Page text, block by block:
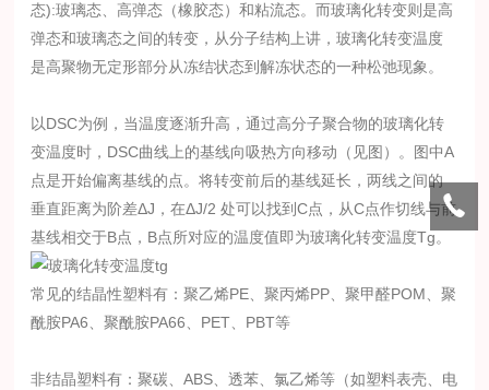
态):玻璃态、高弹态（橡胶态）和粘流态。而玻璃化转变则是高
弹态和玻璃态之间的转变，从分子结构上讲，玻璃化转变温度
是高聚物无定形部分从冻结状态到解冻状态的一种松弛现象。
以DSC为例，当温度逐渐升高，通过高分子聚合物的玻璃化转
变温度时，DSC曲线上的基线向吸热方向移动（见图）。图中A
点是开始偏离基线的点。将转变前后的基线延长，两线之间的
垂直距离为阶差ΔJ，在ΔJ/2 处可以找到C点，从C点作切线与前
基线相交于B点，B点所对应的温度值即为玻璃化转变温度Tg。
常见的结晶性塑料有：聚乙烯PE、聚丙烯PP、聚甲醛POM、聚
酰胺PA6、聚酰胺PA66、PET、PBT等
非结晶塑料有：聚碳、ABS、透苯、氯乙烯等（如塑料表壳、电